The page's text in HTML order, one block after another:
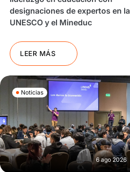
designaciones de expertos en la
UNESCO y el Mineduc
LEER MÁS
Noticias
6 ago 2026